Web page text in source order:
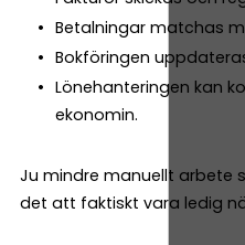
Betalningar matchas
Bokföringen
Lönehanteringen kan
ekonomin.
Ju mindre manuellt arbete
det att faktiskt vara ledig